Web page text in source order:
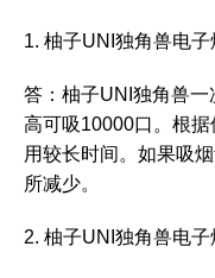
1. 柚子UNI独角兽电
答：柚子UNI独角兽
高可吸10000口。根
用较长时间。如果吸
所减少。
2. 柚子UNI独角兽电